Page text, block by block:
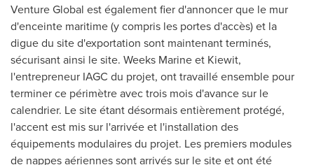
Venture Global est également fier d'annoncer que le mur
d'enceinte maritime (y compris les portes d'accès) et la
digue du site d'exportation sont maintenant terminés,
sécurisant ainsi le site. Weeks Marine et Kiewit,
l'entrepreneur IAGC du projet, ont travaillé ensemble pour
terminer ce périmètre avec trois mois d'avance sur le
calendrier. Le site étant désormais entièrement protégé,
l'accent est mis sur l'arrivée et l'installation des
équipements modulaires du projet. Les premiers modules
de nappes aériennes sont arrivés sur le site et ont été